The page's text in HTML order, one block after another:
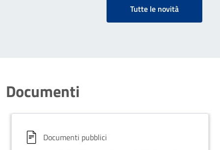
Tutte le novità
Documenti
Documenti pubblici